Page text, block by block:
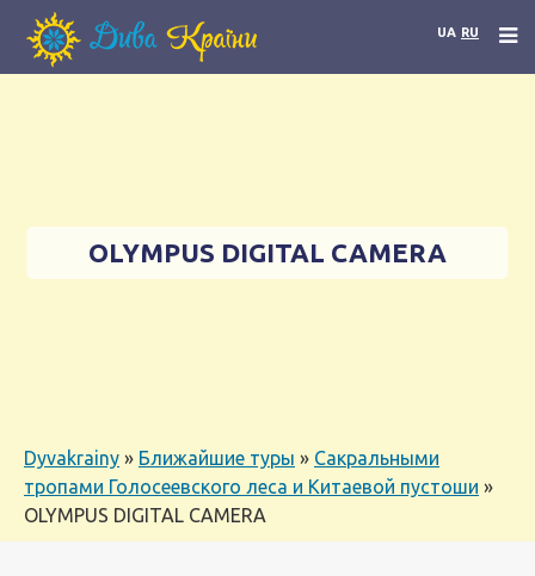
UA RU
OLYMPUS DIGITAL CAMERA
Dyvakrainy » Ближайшие туры » Сакральными
тропами Голосеевского леса и Китаевой пустоши »
OLYMPUS DIGITAL CAMERA